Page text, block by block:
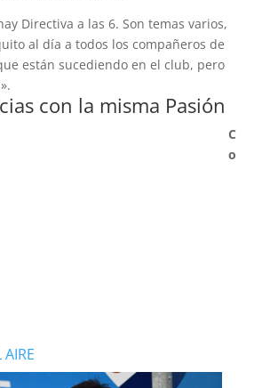
Directiva a las 6. Son temas varios,
al día a todos los compañeros de
están sucediendo en el club, pero
con la misma Pasión
C
o